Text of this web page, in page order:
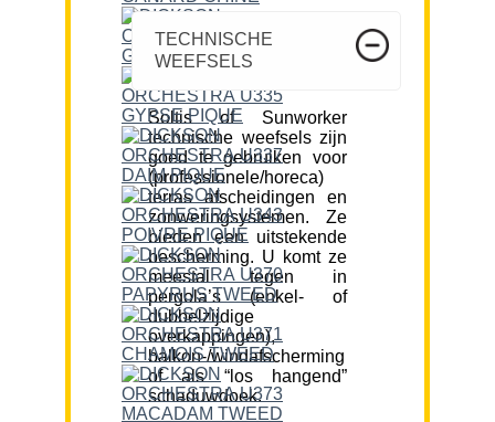
TECHNISCHE
WEEFSELS
Soltis of Sunworker
technische weefsels zijn
goed te gebruiken voor
(professionele/horeca)
terras afscheidingen en
zonweringsystemen. Ze
bieden een uitstekende
bescherming. U komt ze
meestal tegen in
pergola’s (enkel- of
dubbelzijdige
overkappingen),
balkon-/windafscherming
of als “los hangend”
schaduwdoek.